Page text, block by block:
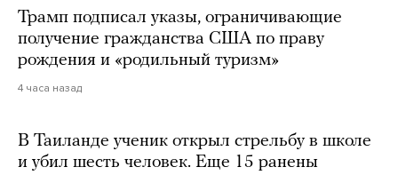
Трамп подписал указы, ограничивающие
получение гражданства США по праву
рождения и «родильный туризм»
4 часа назад
В Таиланде ученик открыл стрельбу в школе
и убил шесть человек. Еще 15 ранены